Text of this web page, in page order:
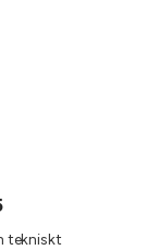
tekniskt